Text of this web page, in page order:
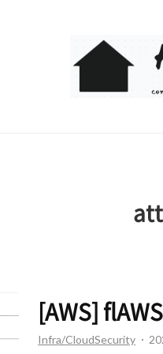
[AWS]
Infra/CloudSecurity